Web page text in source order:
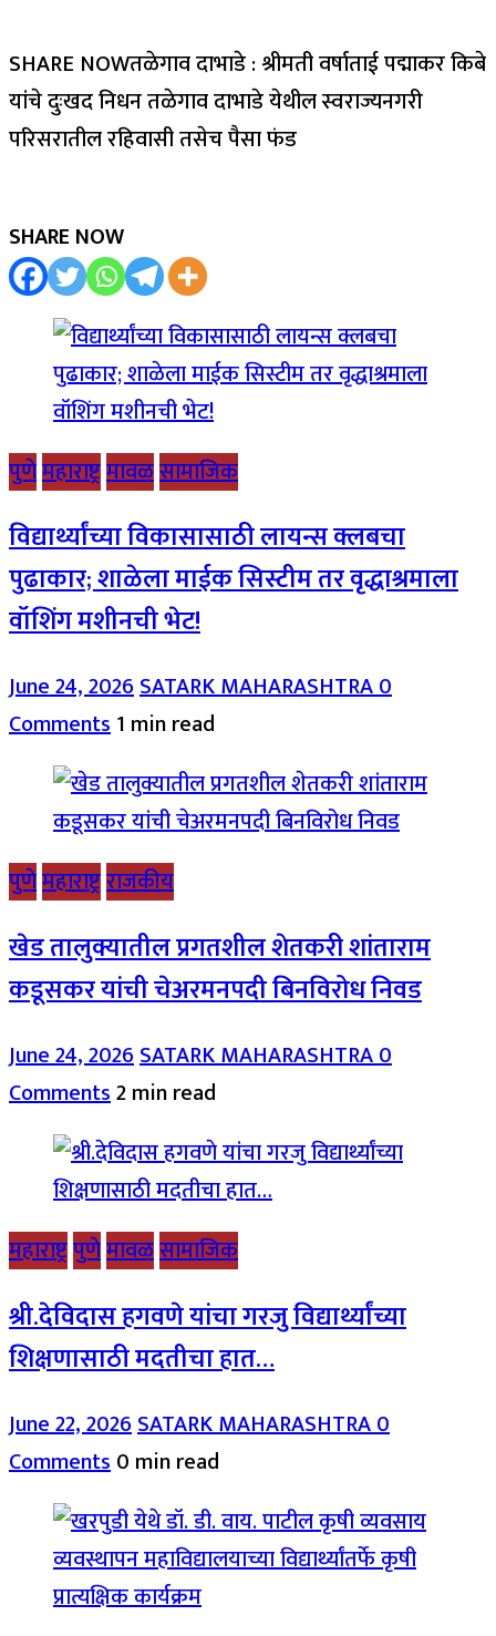
SHARE NOWतळेगाव दाभाडे : श्रीमती वर्षाताई पद्माकर किबे
यांचे दुःखद निधन तळेगाव दाभाडे येथील स्वराज्यनगरी
परिसरातील रहिवासी तसेच पैसा फंड
SHARE NOW
पुणेमहाराष्ट्रमावळसामाजिक
विद्यार्थ्यांच्या विकासासाठी लायन्स क्लबचा
पुढाकार; शाळेला माईक सिस्टीम तर वृद्धाश्रमाला
वॉशिंग मशीनची भेट!
June 24, 2026SATARK MAHARASHTRA0
Comments1 min read
पुणेमहाराष्ट्रराजकीय
खेड तालुक्यातील प्रगतशील शेतकरी शांताराम
कडूसकर यांची चेअरमनपदी बिनविरोध निवड
June 24, 2026SATARK MAHARASHTRA0
Comments2 min read
महाराष्ट्रपुणेमावळसामाजिक
श्री.देविदास हगवणे यांचा गरजु विद्यार्थ्यांच्या
शिक्षणासाठी मदतीचा हात…
June 22, 2026SATARK MAHARASHTRA0
Comments0 min read